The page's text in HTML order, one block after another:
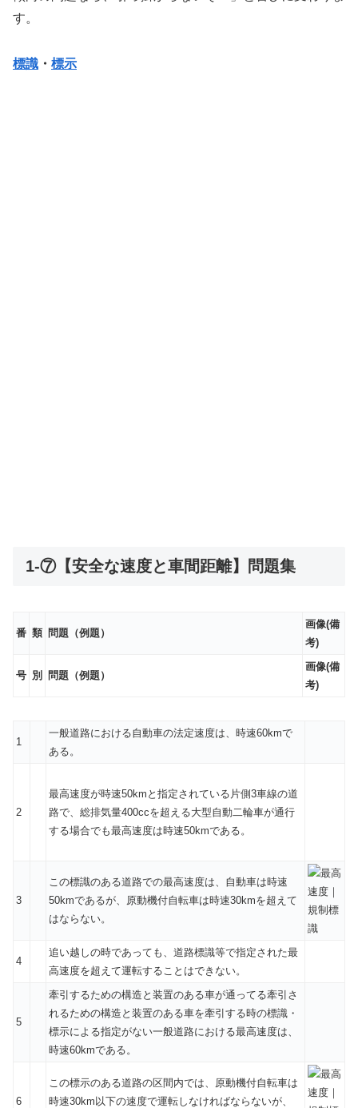
す。
標識 ・ 標示
1-⑦【安全な速度と車間距離】問題集
番 類 問題（例題）
画像(備
考)
号 別 問題（例題）
画像(備
考)
1
一般道路における自動車の法定速度は、時速60kmで
ある。
2
最高速度が時速50kmと指定されている片側3車線の道
路で、総排気量400ccを超える大型自動二輪車が通行
する場合でも最高速度は時速50kmである。
3
この標識のある道路での最高速度は、自動車は時速
50kmであるが、原動機付自転車は時速30kmを超えて
はならない。
4
追い越しの時であっても、道路標識等で指定された最
高速度を超えて運転することはできない。
5
牽引するための構造と装置のある車が通ってる牽引さ
れるための構造と装置のある車を牽引する時の標識・
標示による指定がない一般道路における最高速度は、
時速60kmである。
6
この標示のある道路の区間内では、原動機付自転車は
時速30km以下の速度で運転しなければならないが、